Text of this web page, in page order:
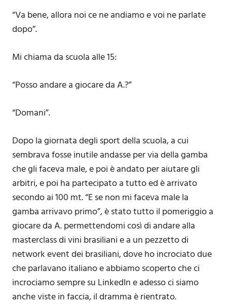
“Va bene, allora noi ce ne andiamo e voi ne parlate
dopo”.
Mi chiama da scuola alle 15:
“Posso andare a giocare da A.?”
“Domani”.
Dopo la giornata degli sport della scuola, a cui
sembrava fosse inutile andasse per via della gamba
che gli faceva male, e poi è andato per aiutare gli
arbitri, e poi ha partecipato a tutto ed è arrivato
secondo ai 100 mt. “E se non mi faceva male la
gamba arrivavo primo”, è stato tutto il pomeriggio a
giocare da A. permettendomi così di andare alla
masterclass di vini brasiliani e a un pezzetto di
network event dei brasiliani, dove ho incrociato due
che parlavano italiano e abbiamo scoperto che ci
incrociamo sempre su LinkedIn e adesso ci siamo
anche viste in faccia, il dramma è rientrato.